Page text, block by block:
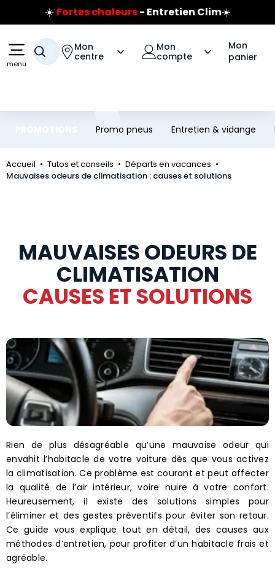
Aller au contenu principal
Aller à la navigation
☀️ Fortes chaleurs - Entretien Clim ☀️
Prix coûtant pneus Bridgestone
Jusqu'à 120€ remboursés
sur les pneus Bridgestone
menu
Votre recherche
Mon
centre
Mon
compte
Mon
panier
Promo pneus Entretien & vidange
Accueil Tutos et conseils
Départs en vacances
Mauvaises odeurs de climatisation : causes et solutions
MAUVAISES ODEURS DE
CLIMATISATION
CAUSES ET SOLUTIONS
Rien de plus désagréable qu’une mauvaise odeur qui
envahit l’habitacle de votre voiture dès que vous activez
la climatisation. Ce problème est courant et peut affecter
la qualité de l’air intérieur, voire nuire à votre confort.
Heureusement, il existe des solutions simples pour
l’éliminer et des gestes préventifs pour éviter son retour.
Ce guide vous explique tout en détail, des causes aux
méthodes d’entretien, pour profiter d’un habitacle frais et
agréable.